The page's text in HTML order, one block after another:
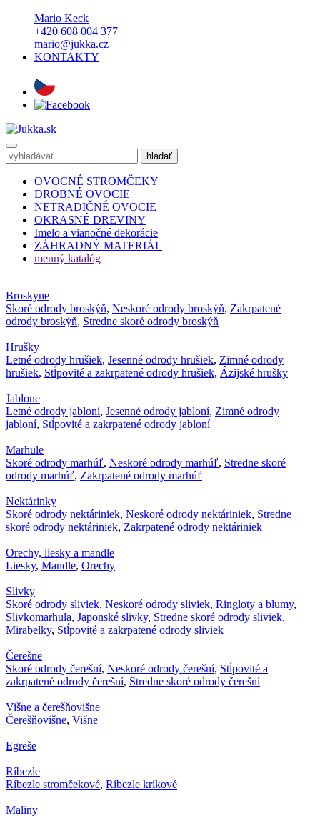
Mario Keck
+420 608 004 377
mario@jukka.cz
KONTAKTY
OVOCNÉ STROMČEKY
DROBNÉ OVOCIE
NETRADIČNÉ OVOCIE
OKRASNÉ DREVINY
Imelo a vianočné dekorácie
ZÁHRADNÝ MATERIÁL
menný katalóg
Broskyne
Skoré odrody broskýň, Neskoré odrody broskýň, Zakrpatené
odrody broskýň, Stredne skoré odrody broskýň
Hrušky
Letné odrody hrušiek, Jesenné odrody hrušiek, Zimné odrody
hrušiek, Stĺpovité a zakrpatené odrody hrušiek, Ázijské hrušky
Jablone
Letné odrody jabloní, Jesenné odrody jabloní, Zimné odrody
jabloní, Stĺpovité a zakrpatené odrody jabloní
Marhule
Skoré odrody marhúľ, Neskoré odrody marhúľ, Stredne skoré
odrody marhúľ, Zakrpatené odrody marhúľ
Nektárinky
Skoré odrody nektáriniek, Neskoré odrody nektáriniek, Stredne
skoré odrody nektáriniek, Zakrpatené odrody nektáriniek
Orechy, liesky a mandle
Liesky, Mandle, Orechy
Slivky
Skoré odrody sliviek, Neskoré odrody sliviek, Ringloty a blumy,
Slivkomarhula, Japonské slivky, Stredne skoré odrody sliviek,
Mirabelky, Stĺpovité a zakrpatené odrody sliviek
Čerešne
Skoré odrody čerešní, Neskoré odrody čerešní, Stĺpovité a
zakrpatené odrody čerešní, Stredne skoré odrody čerešní
Višne a čerešňovišne
Čerešňovišne, Višne
Egreše
Ríbezle
Ríbezle stromčekové, Ríbezle kríkové
Maliny